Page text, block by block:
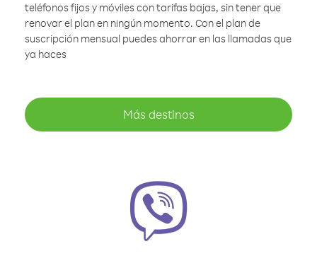
teléfonos fijos y móviles con tarifas bajas, sin tener que
renovar el plan en ningún momento. Con el plan de
suscripción mensual puedes ahorrar en las llamadas que
ya haces
Más destinos